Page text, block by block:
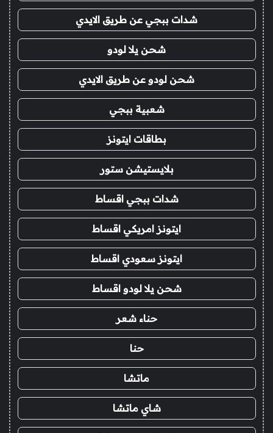
شدات ببجي عن طريق الايدي
شحن يلا لودو
شحن لودو عن طريق الايدي
شعبية ببجي
بطاقات ايتونز
بلايستيشن ستور
شدات ببجي اقساط
ايتونز امريكي اقساط
ايتونز سعودي اقساط
شحن يلا لودو اقساط
حناء شعر
حنا
ماتشا
شاي ماتشا